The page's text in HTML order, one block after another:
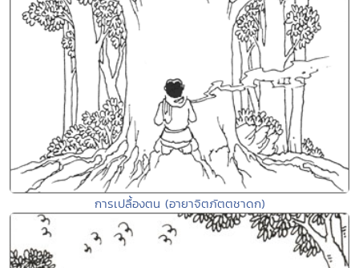
การเปลื้องตน (อายาจิตภัตตชาดก)